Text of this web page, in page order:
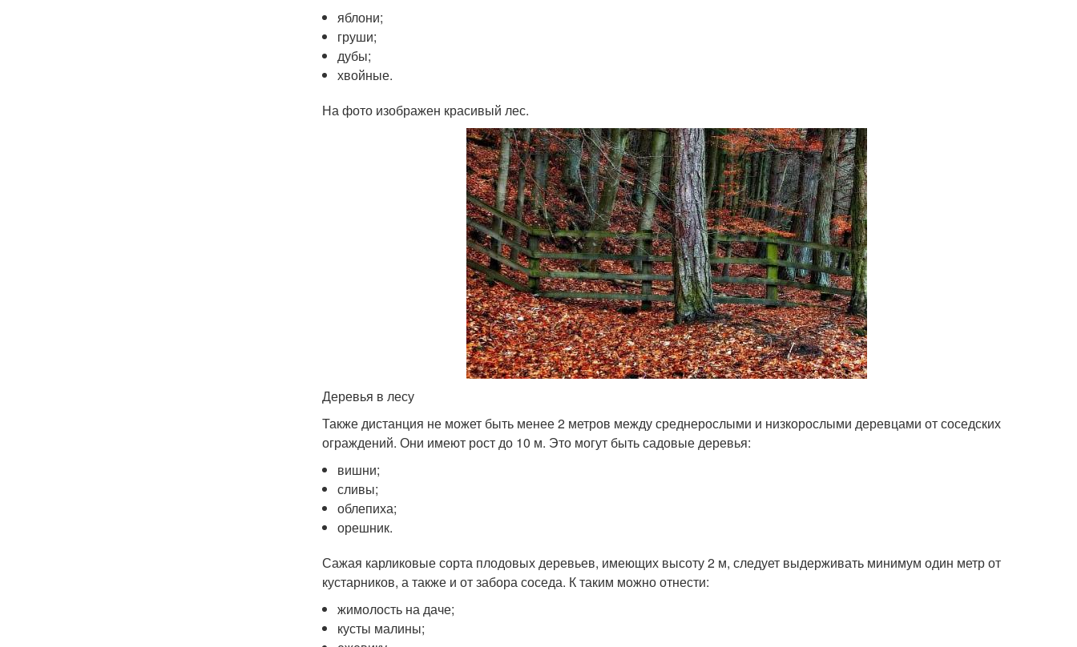
яблони;
груши;
дубы;
хвойные.
На фото изображен красивый лес.
Деревья в лесу
Также дистанция не может быть менее 2 метров между среднерослыми и низкорослыми деревцами от соседских
ограждений. Они имеют рост до 10 м. Это могут быть садовые деревья:
вишни;
сливы;
облепиха;
орешник.
Сажая карликовые сорта плодовых деревьев, имеющих высоту 2 м, следует выдерживать минимум один метр от
кустарников, а также и от забора соседа. К таким можно отнести:
жимолость на даче;
кусты малины;